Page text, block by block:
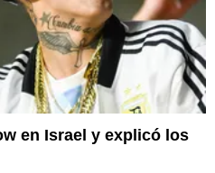
en Israel y explicó los